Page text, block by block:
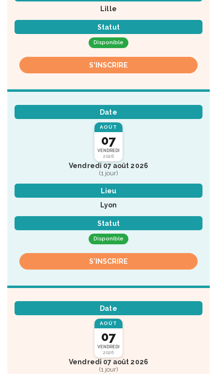
Lille
Statut
Disponible
S'INSCRIRE
Date
AOÛT
07
VENDREDI
2026
Vendredi 07 août 2026
(1 jour)
Lieu
Lyon
Statut
Disponible
S'INSCRIRE
Date
AOÛT
07
VENDREDI
2026
Vendredi 07 août 2026
(1 jour)